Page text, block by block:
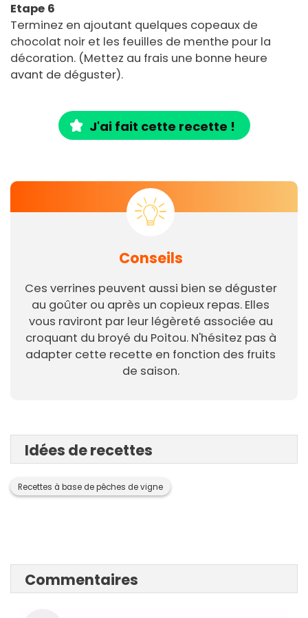
Etape 6
Terminez en ajoutant quelques copeaux de
chocolat noir et les feuilles de menthe pour la
décoration. (Mettez au frais une bonne heure
avant de déguster).
J'ai fait cette recette !
Conseils
Ces verrines peuvent aussi bien se déguster
au goûter ou après un copieux repas. Elles
vous raviront par leur légèreté associée au
croquant du broyé du Poitou. N'hésitez pas à
adapter cette recette en fonction des fruits
de saison.
Idées de recettes
Recettes à base de pêches de vigne
Commentaires